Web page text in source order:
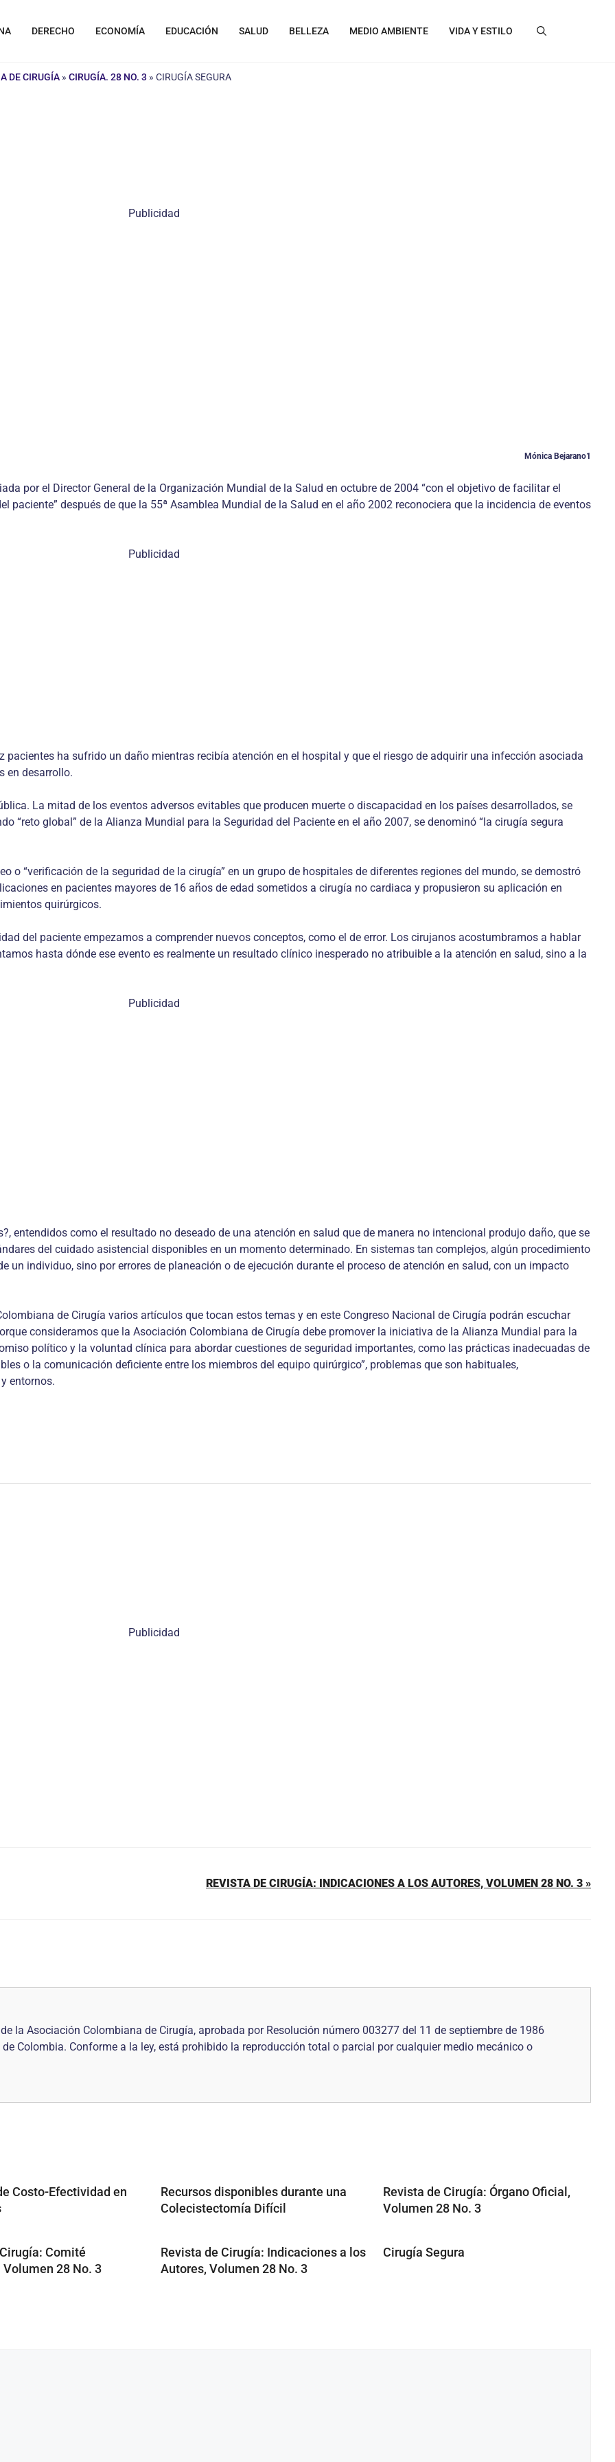
DERECHO ECONOMÍA EDUCACIÓN SALUD BELLEZA MEDIO AMBIENTE VIDA Y ESTILO
DE CIRUGÍA » CIRUGÍA. 28 NO. 3 » CIRUGÍA SEGURA
Publicidad
Mónica Bejarano1
por el Director General de la Organización Mundial de la Salud en octubre de 2004 “con el objetivo de facilitar el
paciente” después de que la 55ª Asamblea Mundial de la Salud en el año 2002 reconociera que la incidencia de eventos
Publicidad
pacientes ha sufrido un daño mientras recibía atención en el hospital y que el riesgo de adquirir una infección asociada
en desarrollo.
La mitad de los eventos adversos evita­bles que producen muerte o discapacidad en los países desarrollados, se
“reto global” de la Alianza Mundial para la Seguridad del Paciente en el año 2007, se denominó “la cirugía segura
o “verificación de la seguridad de la cirugía” en un grupo de hospitales de diferentes regiones del mundo, se demostró
en pacientes mayores de 16 años de edad sometidos a cirugía no cardiaca y propusieron su aplicación en
quirúrgicos.
del paciente empezamos a comprender nuevos conceptos, como el de error. Los cirujanos acostumbramos a hablar
hasta dónde ese evento es realmente un resultado clínico inesperado no atribuible a la atención en salud, sino a la
Publicidad
entendidos como el resultado no deseado de una atención en salud que de manera no intencional produjo daño, que se
del cuidado asistencial disponibles en un momento determinado. En sistemas tan complejos, algún procedimiento
un individuo, sino por errores de planeación o de ejecución durante el proceso de atención en salud, con un impacto
de Cirugía varios artículos que to­can estos temas y en este Congreso Nacional de Cirugía podrán escuchar
consideramos que la Asociación Colombiana de Cirugía debe promover la iniciativa de la Alianza Mundial para la
político y la voluntad clínica para abordar cuestiones de seguridad importantes, como las prácticas inadecuadas de
o la comunicación deficiente entre los miembros del equipo quirúrgico”, problemas que son habituales,
entornos.
Publicidad
REVISTA DE CIRUGÍA: INDICACIONES A LOS AUTORES, VOLUMEN 28 NO. 3 »
la Asociación Colombiana de Cirugía, aprobada por Resolución número 003277 del 11 de septiembre de 1986
Colombia. Conforme a la ley, está prohibido la reproducción total o parcial por cualquier medio mecánico o
Costo-Efectividad en
Recursos disponibles durante una
Colecistectomía Difícil
Revista de Cirugía: Órgano Oficial,
Volumen 28 No. 3
Comité
28 No. 3
Revista de Cirugía: Indicaciones a los
Autores, Volumen 28 No. 3
Cirugía Segura